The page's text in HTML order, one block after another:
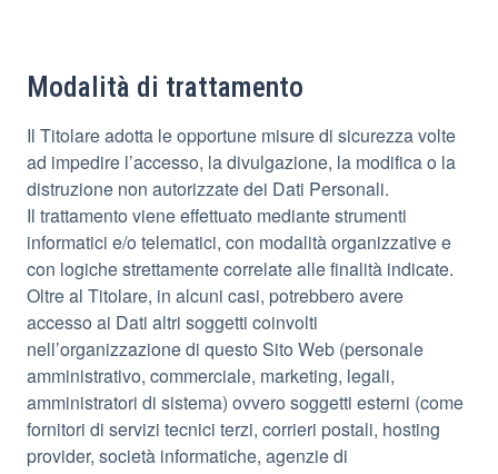
Modalità di trattamento
Il Titolare adotta le opportune misure di sicurezza volte
ad impedire l’accesso, la divulgazione, la modifica o la
distruzione non autorizzate dei Dati Personali.
Il trattamento viene effettuato mediante strumenti
informatici e/o telematici, con modalità organizzative e
con logiche strettamente correlate alle finalità indicate.
Oltre al Titolare, in alcuni casi, potrebbero avere
accesso ai Dati altri soggetti coinvolti
nell’organizzazione di questo Sito Web (personale
amministrativo, commerciale, marketing, legali,
amministratori di sistema) ovvero soggetti esterni (come
fornitori di servizi tecnici terzi, corrieri postali, hosting
provider, società informatiche, agenzie di